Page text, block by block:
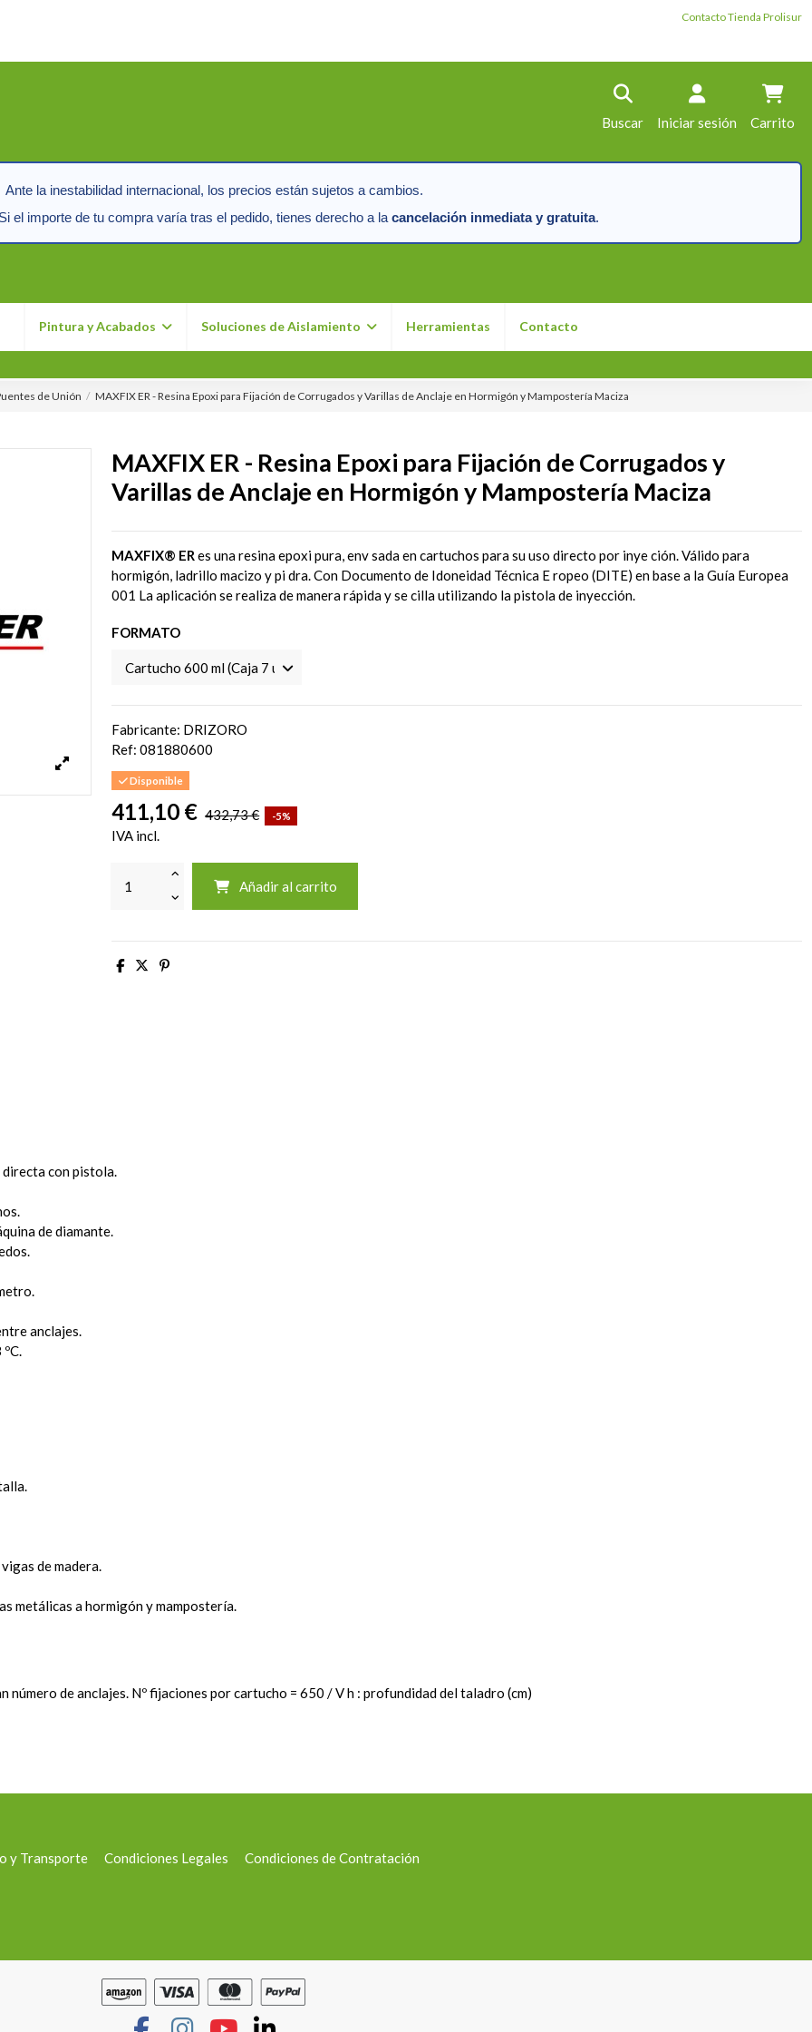
Contacto Tienda Prolisur
Buscar Iniciar sesión Carrito
Ante la inestabilidad internacional, los precios están sujetos a cambios.
el importe de tu compra varía tras el pedido, tienes derecho a la cancelación inmediata y gratuita.
Pintura y Acabados Soluciones de Aislamiento Herramientas Contacto
de Unión MAXFIX ER - Resina Epoxi para Fijación de Corrugados y Varillas de Anclaje en Hormigón y Mampostería Maciza
MAXFIX ER - Resina Epoxi para Fijación de Corrugados y
Varillas de Anclaje en Hormigón y Mampostería Maciza
MAXFIX® ER es una resina epoxi pura, env sada en cartuchos para su uso directo por inye ción. Válido para
hormigón, ladrillo macizo y pi dra. Con Documento de Idoneidad Técnica E ropeo (DITE) en base a la Guía Europea
001 La aplicación se realiza de manera rápida y se cilla utilizando la pistola de inyección.
FORMATO
Fabricante: DRIZORO
Ref: 081880600
Disponible
411,10 € 432,73 € -5%
IVA incl.
Añadir al carrito
directa con pistola.
de diamante.
anclajes.
de madera.
metálicas a hormigón y mampostería.
de anclajes. Nº fijaciones por cartucho = 650 / V h : profundidad del taladro (cm)
y Transporte Condiciones Legales Condiciones de Contratación